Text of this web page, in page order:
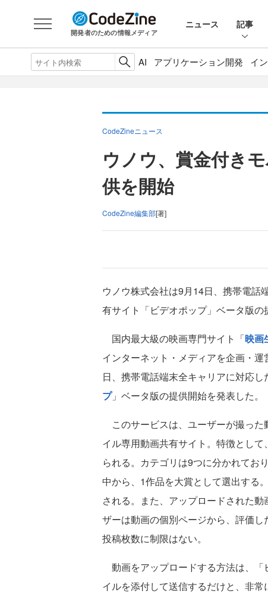
開発者のための情報メディア
ニュース 記事
AI アプリケーション開発 イ
CodeZineニュース
ウノウ、賞金付き
供を開始
CodeZine編集部[著]
ウノウ株式会社は9月14日、携帯電話
有サイト「ビデオポップ」ベータ版の
国内最大級の映画専門サイト「映画
インターネット・メディアを企画・運
日、携帯電話端末全キャリアに対応
プ」ベータ版の提供開始を発表した。
このサービスは、ユーザーが撮っ
イル専用動画共有サイト。特徴とし
られる。カテゴリは9つに分かれてお
中から、1作品を大賞として選出する
される。また、アップロードされた
ザーは動画の個別ページから、評価
投稿枚数に制限はない。
動画をアップロードする方法は、「
イルを添付して送信するだけと、非